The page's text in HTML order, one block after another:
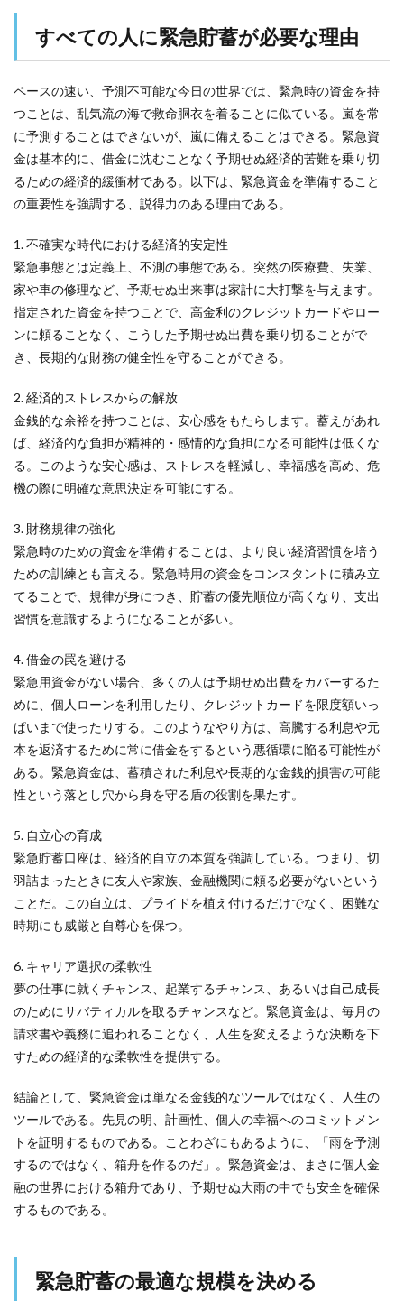
すべての人に緊急貯蓄が必要な理由
ペースの速い、予測不可能な今日の世界では、緊急時の資金を持
つことは、乱気流の海で救命胴衣を着ることに似ている。嵐を常
に予測することはできないが、嵐に備えることはできる。緊急資
金は基本的に、借金に沈むことなく予期せぬ経済的苦難を乗り切
るための経済的緩衝材である。以下は、緊急資金を準備すること
の重要性を強調する、説得力のある理由である。
1. 不確実な時代における経済的安定性
緊急事態とは定義上、不測の事態である。突然の医療費、失業、
家や車の修理など、予期せぬ出来事は家計に大打撃を与えます。
指定された資金を持つことで、高金利のクレジットカードやロー
ンに頼ることなく、こうした予期せぬ出費を乗り切ることがで
き、長期的な財務の健全性を守ることができる。
2. 経済的ストレスからの解放
金銭的な余裕を持つことは、安心感をもたらします。蓄えがあれ
ば、経済的な負担が精神的・感情的な負担になる可能性は低くな
る。このような安心感は、ストレスを軽減し、幸福感を高め、危
機の際に明確な意思決定を可能にする。
3. 財務規律の強化
緊急時のための資金を準備することは、より良い経済習慣を培う
ための訓練とも言える。緊急時用の資金をコンスタントに積み立
てることで、規律が身につき、貯蓄の優先順位が高くなり、支出
習慣を意識するようになることが多い。
4. 借金の罠を避ける
緊急用資金がない場合、多くの人は予期せぬ出費をカバーするた
めに、個人ローンを利用したり、クレジットカードを限度額いっ
ぱいまで使ったりする。このようなやり方は、高騰する利息や元
本を返済するために常に借金をするという悪循環に陥る可能性が
ある。緊急資金は、蓄積された利息や長期的な金銭的損害の可能
性という落とし穴から身を守る盾の役割を果たす。
5. 自立心の育成
緊急貯蓄口座は、経済的自立の本質を強調している。つまり、切
羽詰まったときに友人や家族、金融機関に頼る必要がないという
ことだ。この自立は、プライドを植え付けるだけでなく、困難な
時期にも威厳と自尊心を保つ。
6. キャリア選択の柔軟性
夢の仕事に就くチャンス、起業するチャンス、あるいは自己成長
のためにサバティカルを取るチャンスなど。緊急資金は、毎月の
請求書や義務に追われることなく、人生を変えるような決断を下
すための経済的な柔軟性を提供する。
結論として、緊急資金は単なる金銭的なツールではなく、人生の
ツールである。先見の明、計画性、個人の幸福へのコミットメン
トを証明するものである。ことわざにもあるように、「雨を予測
するのではなく、箱舟を作るのだ」。緊急資金は、まさに個人金
融の世界における箱舟であり、予期せぬ大雨の中でも安全を確保
するものである。
緊急貯蓄の最適な規模を決める